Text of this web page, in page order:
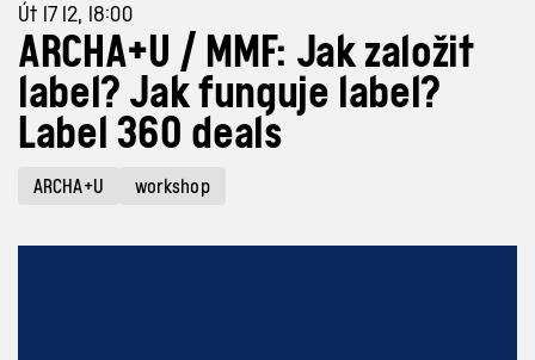
Út 17 12, 18:00
ARCHA+U / MMF: Jak založit
label? Jak funguje label?
Label 360 deals
ARCHA+U workshop